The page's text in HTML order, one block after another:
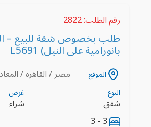
رقم الطلب: 2822
طلب بخصوص شقة للبيع –
بانورامية على النيل) L5691
الموقع مصر / القاهرة /
النوع
شقق
غرض
شراء
3 - 3